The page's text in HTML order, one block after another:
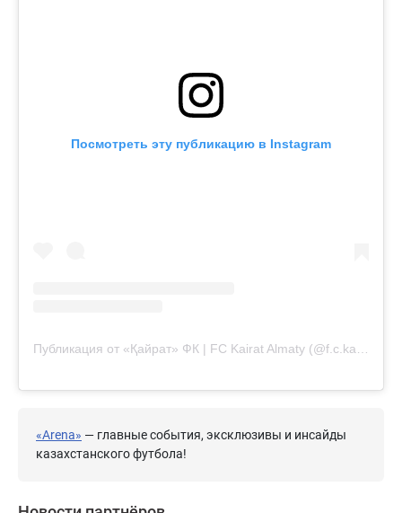
Посмотреть эту публикацию в Instagram
«Arena» — главные события, эксклюзивы и инсайды
казахстанского футбола!